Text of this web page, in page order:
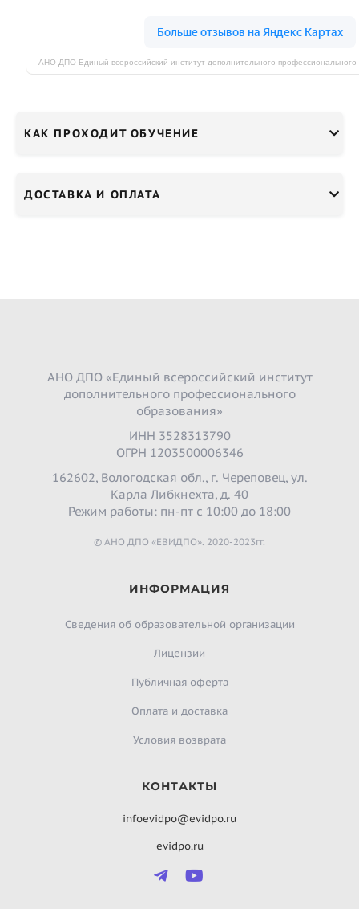
КАК ПРОХОДИТ ОБУЧЕНИЕ
ДОСТАВКА И ОПЛАТА
АНО ДПО «Единый всероссийский институт
дополнительного профессионального
образования»
ИНН 3528313790
ОГРН 1203500006346
162602, Вологодская обл., г. Череповец, ул.
Карла Либкнехта, д. 40
Режим работы: пн-пт с 10:00 до 18:00
© АНО ДПО «ЕВИДПО». 2020-2023гг.
ИНФОРМАЦИЯ
Сведения об образовательной организации
Лицензии
Публичная оферта
Оплата и доставка
Условия возврата
КОНТАКТЫ
infoevidpo@evidpo.ru
evidpo.ru